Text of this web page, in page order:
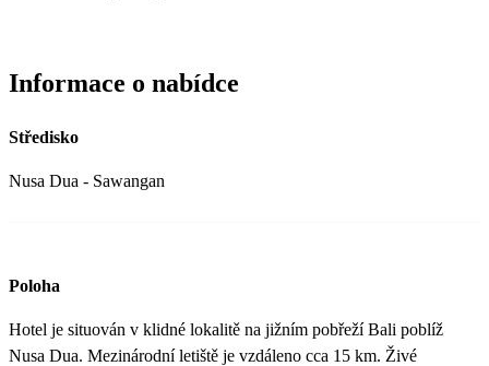
Informace o nabídce
Středisko
Nusa Dua - Sawangan
Poloha
Hotel je situován v klidné lokalitě na jižním pobřeží Bali poblíž
Nusa Dua. Mezinárodní letiště je vzdáleno cca 15 km. Živé